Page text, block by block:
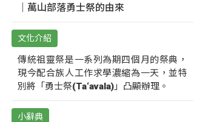
｜萬山部落勇士祭的由來
文化介紹
傳統祖靈祭是一系列為期四個月的祭典，
現今配合族人工作求學濃縮為一天，並特
別將「勇士祭(Ta‘avala)」凸顯辦理。
小辭典